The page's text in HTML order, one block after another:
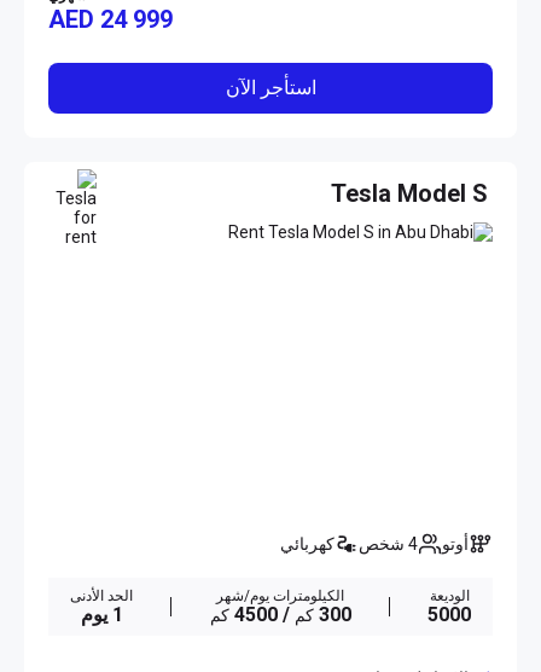
AED 24 999
استأجر الآن
Tesla Model S
أوتو 4 شخص كهربائي
الوديعة
5000
الكيلومترات يوم/شهر
300 كم / 4500 كم
الحد الأدنى
1 يوم